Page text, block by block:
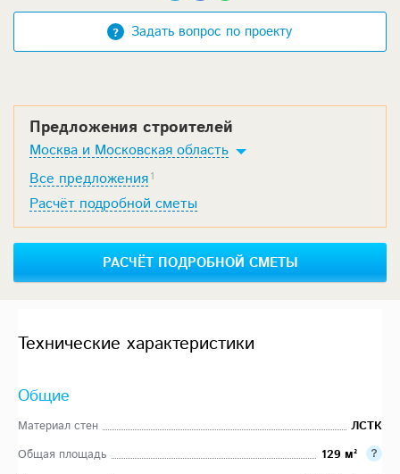
Задать вопрос по проекту
Предложения строителей
Москва и Московская область
Все предложения1
Расчёт подробной сметы
РАСЧЁТ ПОДРОБНОЙ СМЕТЫ
Технические характеристики
Общие
Материал стен
ЛСТК
Общая площадь
129 м²